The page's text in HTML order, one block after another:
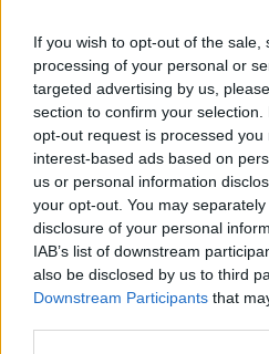
If you wish to opt-out of the
processing of your personal or
targeted advertising by us,
section to confirm your
opt-out request is processed you
interest-based ads based on
us or personal information
your opt-out. You may
disclosure of your personal
IAB’s list of downstream
also be disclosed by us to third
Downstream Participants that
​Ci vuole Fedez
​Cronaca di un vaccino
​Liberazione
Esternazioni
Vaxzevria
Nazionali
​Ricorrenze e celebrazioni
Marte
​Crapa pelada
​I soliti noti
Arie
​Vaccine Easing
No profit